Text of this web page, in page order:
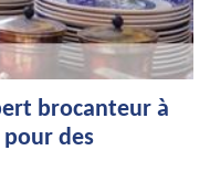
brocanteur à
pour des